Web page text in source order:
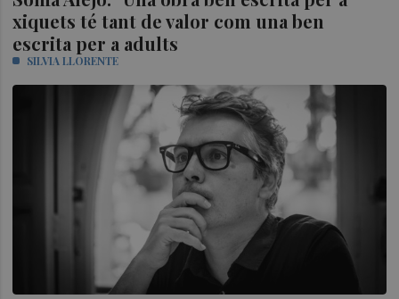
xiquets té tant de valor com una ben
escrita per a adults
SILVIA LLORENTE